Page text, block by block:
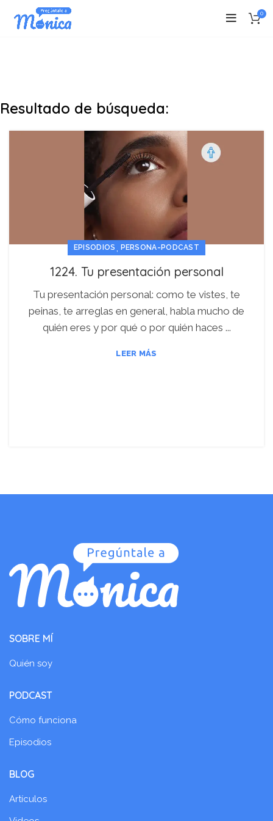
0
Resultado de búsqueda:
EPISODIOS PERSONA-PODCAST
1224. Tu presentación personal
Tu presentación personal: como te vistes, te
peinas, te arreglas en general, habla mucho de
quién eres y por qué o por quién haces ...
LEER MÁS
SOBRE MÍ
Quién soy
PODCAST
Cómo funciona
Episodios
BLOG
Artículos